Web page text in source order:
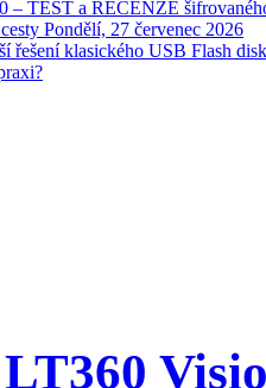
– TEST a RECENZE
Pondělí, 27 červenec 2026
řešení klasického USB Flash